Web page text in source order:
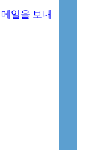
일을 보내